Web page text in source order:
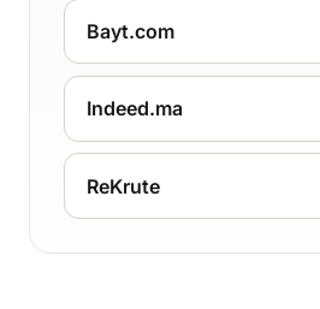
Bayt.com
Indeed.ma
ReKrute